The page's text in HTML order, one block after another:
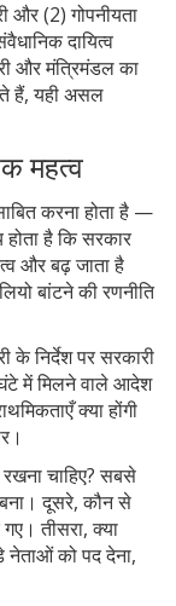
और (2) गोपनीयता
दायित्व
और मंत्रिमंडल का
हैं, यही असल
महत्व
करना होता है —
है कि सरकार
और बढ़ जाता है
बांटने की रणनीति
के निर्देश पर सरकारी
में मिलने वाले आदेश
क्या होंगी
चाहिए? सबसे
दूसरे, कौन से
गए। तीसरा, क्या
को पद देना,